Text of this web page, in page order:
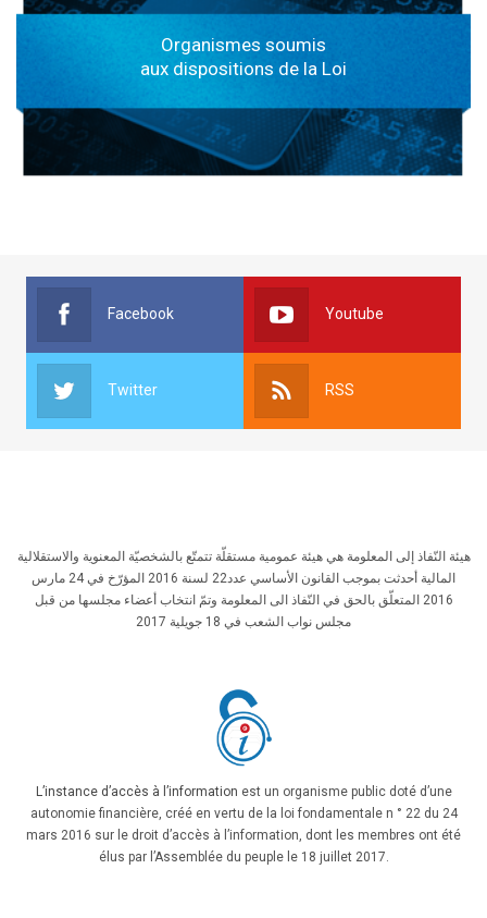
Organismes soumis
aux dispositions de la Loi
Facebook Youtube
Twitter RSS
هيئة النّفاذ إلى المعلومة هي هيئة عمومية مستقلّة تتمتّع بالشخصيّة المعنوية والاستقلالية
المالية أحدثت بموجب القانون الأساسي عدد22 لسنة 2016 المؤرّخ في 24 مارس
2016 المتعلّق بالحق في النّفاذ الى المعلومة وتمّ انتخاب أعضاء مجلسها من قبل
مجلس نواب الشعب في 18 جويلية 2017
L’instance d’accès à l’information est un organisme public doté d’une
autonomie financière, créé en vertu de la loi fondamentale n ° 22 du 24
mars 2016 sur le droit d’accès à l’information, dont les membres ont été
élus par l’Assemblée du peuple le 18 juillet 2017.